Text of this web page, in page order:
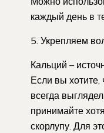
каждый день в
5. Укрепляем
Кальций –
Если вы
всегда
принимайте
скорлупу. Для